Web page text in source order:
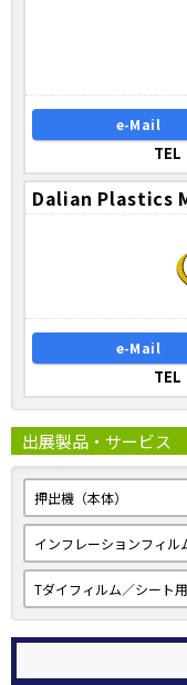
e-Mail
Dalian Plastics
e-Mail
出展製品・サービス
押出機（本体）
インフレーションフィル
Tダイフィルム／シート